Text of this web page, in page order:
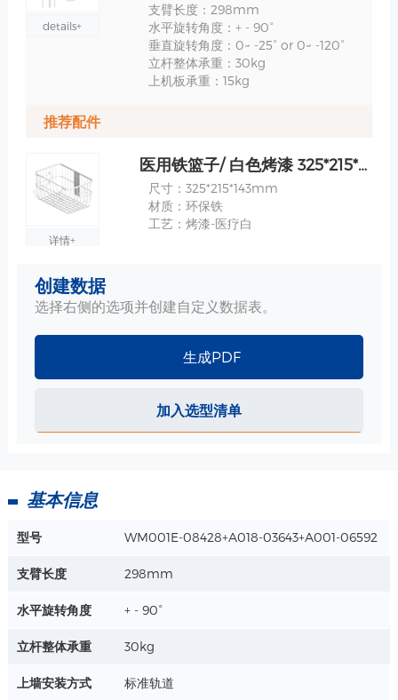
details+
支臂长度：298mm
水平旋转角度：+ - 90°
垂直旋转角度：0~ -25° or 0~ -120°
立杆整体承重：30kg
上机板承重：15kg
推荐配件
详情+
医用铁篮子/ 白色烤漆 325*215*143mm 规格
尺寸：325*215*143mm
材质：环保铁
工艺：烤漆-医疗白
详情+
材质：ABS
适用于圆管型材，孔直径：16mm
挂线勾 用于AR102支臂 规格
创建数据
选择右侧的选项并创建自定义数据表。
生成PDF
加入选型清单
基本信息
型号 WM001E-08428+A018-03643+A001-06592
支臂长度 298mm
水平旋转角度 + - 90°
立杆整体承重 30kg
上墙安装方式 标准轨道